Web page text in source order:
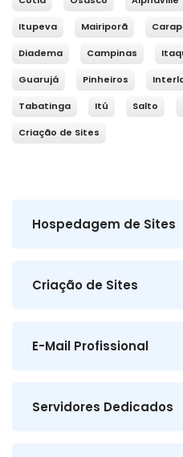
Itupeva Mairiporã
Diadema Campinas
Guarujá Pinheiros
Tabatinga Itú Salto
Criação de Sites
Hospedagem de Sites
Criação de Sites
E-Mail Profissional
Servidores Dedicados